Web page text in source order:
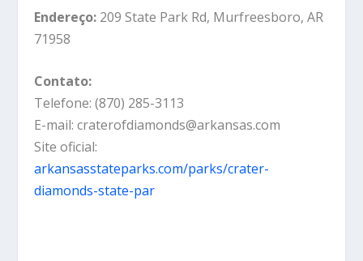
Endereço: 209 State Park Rd, Murfreesboro, AR
71958
Contato:
Telefone: (870) 285-3113
E-mail: craterofdiamonds@arkansas.com
Site oficial:
arkansasstateparks.com/parks/crater-
diamonds-state-par